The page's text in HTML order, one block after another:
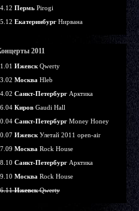
Пермь Pirogi
Екатеринбург Нирвана
2011
Ижевск Qwerty
Москва Hleb
Санкт-Петербург Арктика
Киров Gaudi Hall
Санкт-Петербург Money Honey
Ижевск Улетай 2011 open-air
Москва Rock House
Санкт-Петербург Арктика
Москва Rock House
ИжевскQwerty